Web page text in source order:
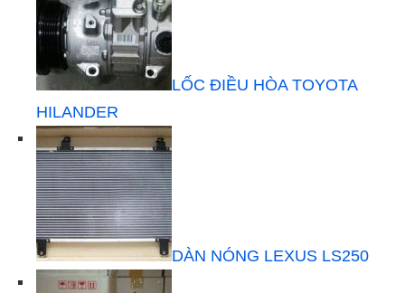
LỐC ĐIỀU HÒA TOYOTA
HILANDER
DÀN NÓNG LEXUS LS250